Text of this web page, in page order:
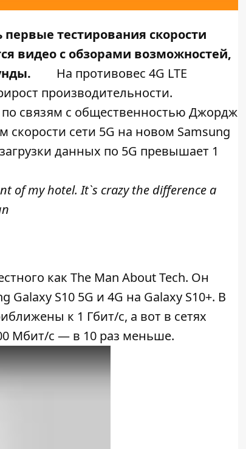
первые тестирования скорости
видео с обзорами возможностей,
На противовес 4G LTE
производительности.
по связям с общественностью Джордж
скорости сети 5G на новом Samsung
данных по 5G превышает 1
of my hotel. It`s crazy the difference a
как The Man About Tech. Он
S10 5G и 4G на Galaxy S10+. В
к 1 Гбит/с, а вот в сетях
Мбит/с — в 10 раз меньше.